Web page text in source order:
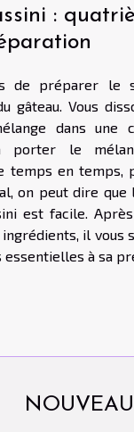
:
de préparer le
gâteau. Vous
dans une
porter le
temps en temps,
on peut dire
est facile.
il vous
essentielles à sa
NOUVEAU